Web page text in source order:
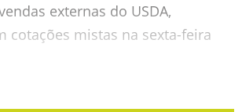
externas do USDA,
cotações mistas na sexta-feira